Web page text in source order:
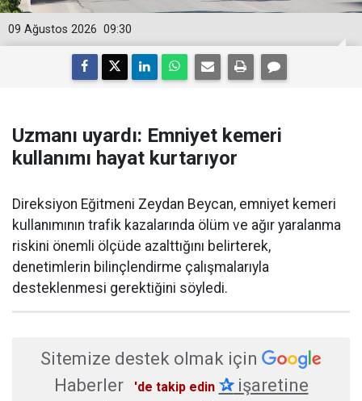
09:30
09 Ağustos 2026
Uzmanı uyardı: Emniyet kemeri
kullanımı hayat kurtarıyor
Direksiyon Eğitmeni Zeydan Beycan, emniyet kemeri
kullanımının trafik kazalarında ölüm ve ağır yaralanma
riskini önemli ölçüde azalttığını belirterek,
denetimlerin bilinçlendirme çalışmalarıyla
desteklenmesi gerektiğini söyledi.
Sitemize destek olmak için
Haberler
'de takip edin ✰işaretine